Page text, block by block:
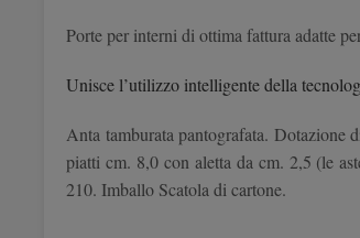
Porte per interni di ottima fattura adatte
Unisce l’utilizzo intelligente della
Anta tamburata pantografata. Dotazione
piatti cm. 8,0 con aletta da cm. 2,5 (le
210. Imballo Scatola di cartone.